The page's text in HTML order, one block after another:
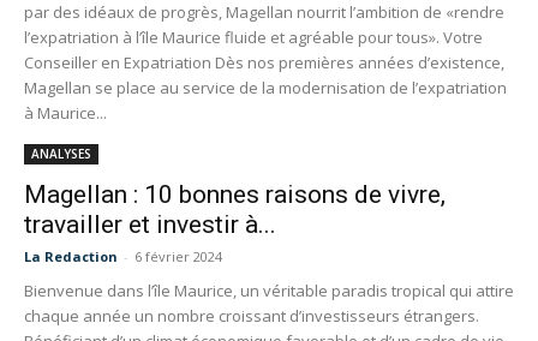
par des idéaux de progrès, Magellan nourrit l’ambition de «rendre
l’expatriation à l’île Maurice fluide et agréable pour tous». Votre
Conseiller en Expatriation Dès nos premières années d’existence,
Magellan se place au service de la modernisation de l’expatriation
à Maurice...
ANALYSES
Magellan : 10 bonnes raisons de vivre,
travailler et investir à...
La Redaction - 6 février 2024
Bienvenue dans l’île Maurice, un véritable paradis tropical qui attire
chaque année un nombre croissant d’investisseurs étrangers.